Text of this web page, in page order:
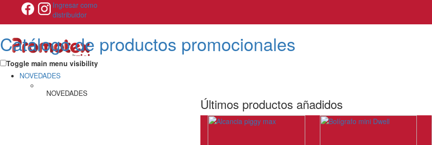
Ingresar como
distribuidor
Catálogo de productos promocionales
Toggle main menu visibility
NOVEDADES
NOVEDADES
Últimos productos añadidos